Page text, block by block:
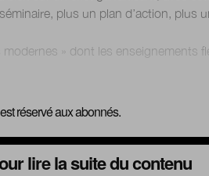
plus un plan d’action, plus
modernes » dont les enseignements
réservé aux abonnés.
lire la suite du contenu